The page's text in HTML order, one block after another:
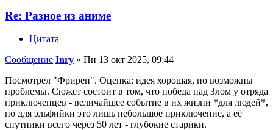
Re: Разное из аниме
Цитата
Сообщение Inry » Пн 13 окт 2025, 09:44
Посмотрел "Фрирен". Оценка: идея хорошая, но возможны
проблемы. Сюжет состоит в том, что победа над Злом у отряда
приключенцев - величайшее событие в их жизни *для людей*,
но для эльфийки это лишь небольшое приключение, а её
спутники всего через 50 лет - глубокие старики.